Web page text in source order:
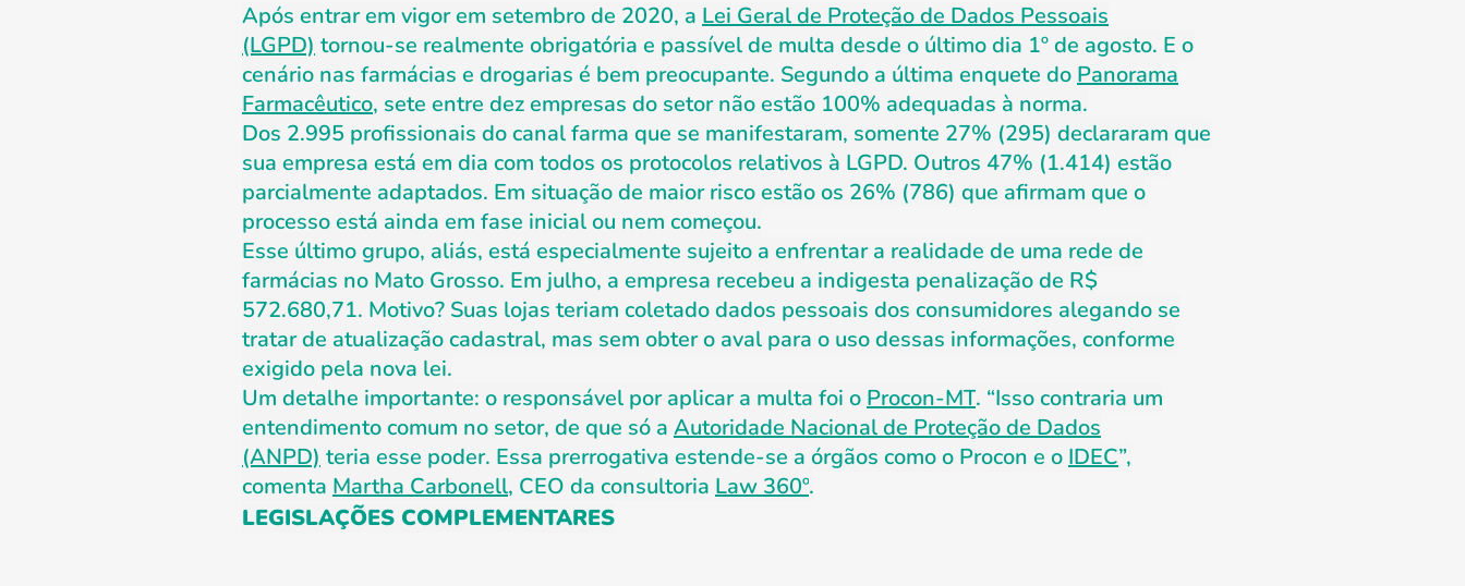
Após entrar em vigor em setembro de 2020, a Lei Geral de Proteção de Dados Pessoais
(LGPD) tornou-se realmente obrigatória e passível de multa desde o último dia 1º de agosto. E o
cenário nas farmácias e drogarias é bem preocupante. Segundo a última enquete do Panorama
Farmacêutico, sete entre dez empresas do setor não estão 100% adequadas à norma.
Dos 2.995 profissionais do canal farma que se manifestaram, somente 27% (295) declararam que
sua empresa está em dia com todos os protocolos relativos à LGPD. Outros 47% (1.414) estão
parcialmente adaptados. Em situação de maior risco estão os 26% (786) que afirmam que o
processo está ainda em fase inicial ou nem começou.
Esse último grupo, aliás, está especialmente sujeito a enfrentar a realidade de uma rede de
farmácias no Mato Grosso. Em julho, a empresa recebeu a indigesta penalização de R$
572.680,71. Motivo? Suas lojas teriam coletado dados pessoais dos consumidores alegando se
tratar de atualização cadastral, mas sem obter o aval para o uso dessas informações, conforme
exigido pela nova lei.
Um detalhe importante: o responsável por aplicar a multa foi o Procon-MT. “Isso contraria um
entendimento comum no setor, de que só a Autoridade Nacional de Proteção de Dados
(ANPD) teria esse poder. Essa prerrogativa estende-se a órgãos como o Procon e o IDEC”,
comenta Martha Carbonell, CEO da consultoria Law 360º.
LEGISLAÇÕES COMPLEMENTARES